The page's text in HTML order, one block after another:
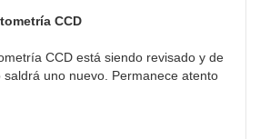
CCD
CCD está siendo revisado y de
uno nuevo. Permanece atento